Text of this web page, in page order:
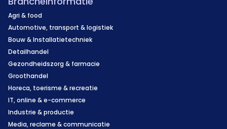
Agri & food
Automotive, transport & logistiek
Bouw & Installatietechniek
Detailhandel
Gezondheidszorg & farmacie
Groothandel
Horeca, toerisme & recreatie
IT, online & e-commerce
Industrie & productie
Media, reclame & communicatie